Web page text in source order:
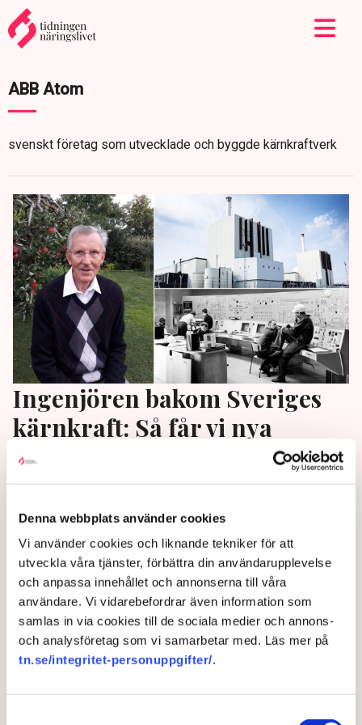
Denna webbplats använder cookies
Vi använder cookies och liknande tekniker för att
utveckla våra tjänster, förbättra din användarupplevelse
och anpassa innehållet och annonserna till våra
användare. Vi vidarebefordrar även information som
samlas in via cookies till de sociala medier och annons-
och analysföretag som vi samarbetar med. Läs mer på
tn.se/integritet-personuppgifter/.
ABB Atom
svenskt företag som utvecklade och byggde kärnkraftverk
Ingenjören bakom Sveriges
kärnkraft: Så får vi nya
reaktorer inom sju år
kärnkraften. I en exklusiv intervju med TN berättar
han om planen som kan få nya reaktorer på plats
inom sex till sju år. ”Vi borde göra som vi gjorde på
den tiden, när staten och kapitalet gick ihop i
gemensam sak”, säger han.
2 years ago | Av: Pontus Nyman